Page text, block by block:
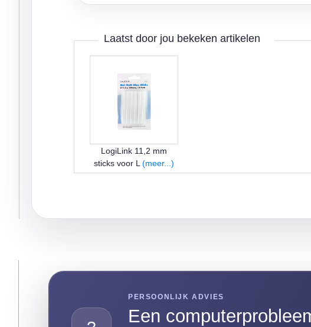
Laatst door jou bekeken artikelen
LogiLink 11,2 mm
sticks voor L (meer...)
PERSOONLIJK ADVIES
Een